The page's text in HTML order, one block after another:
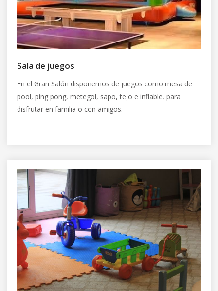
Sala de juegos
En el Gran Salón disponemos de juegos como mesa de
pool, ping pong, metegol, sapo, tejo e inflable, para
disfrutar en familia o con amigos.